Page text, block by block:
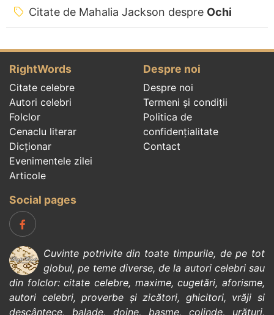
Citate de Mahalia Jackson despre Ochi
RightWords
Citate celebre
Autori celebri
Folclor
Cenaclu literar
Dicționar
Evenimentele zilei
Articole
Despre noi
Despre noi
Termeni și condiții
Politica de
confidenţialitate
Contact
Social pages
Cuvinte potrivite din toate timpurile, de pe tot
globul, pe teme diverse, de la autori celebrisau
din folclor:citate celebre, maxime,cugetări,aforisme,
autori celebri,proverbe și zicători, ghicitori, vrăji si
descântece, balade, doine, basme, colinde, urături,